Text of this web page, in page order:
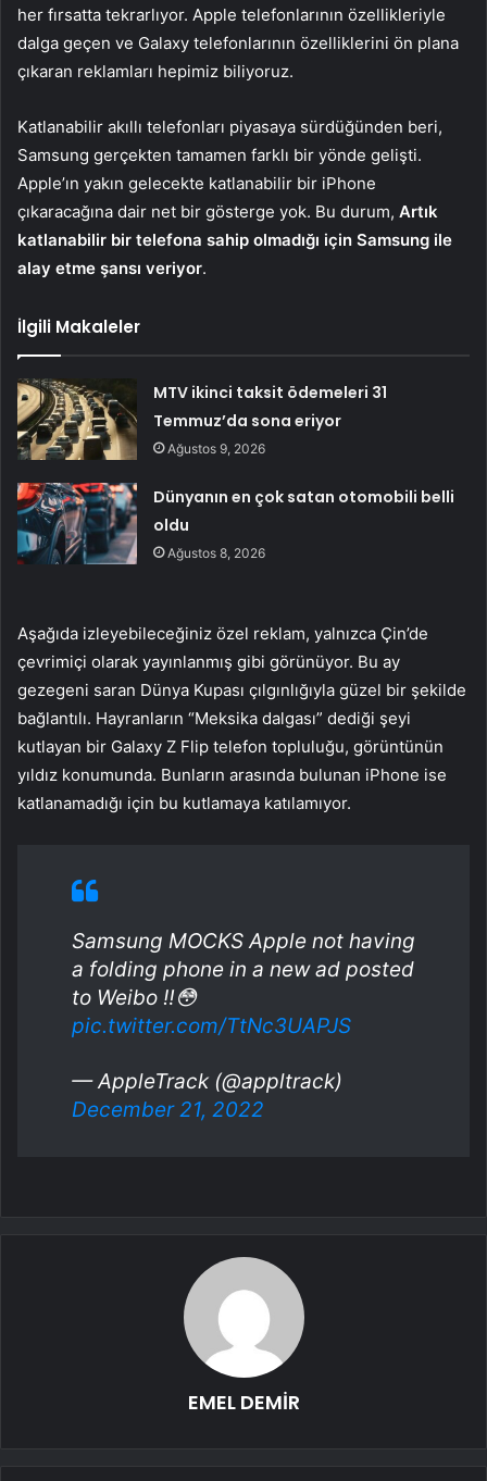
her fırsatta tekrarlıyor. Apple telefonlarının özellikleriyle
dalga geçen ve Galaxy telefonlarının özelliklerini ön plana
çıkaran reklamları hepimiz biliyoruz.
Katlanabilir akıllı telefonları piyasaya sürdüğünden beri,
Samsung gerçekten tamamen farklı bir yönde gelişti.
Apple’ın yakın gelecekte katlanabilir bir iPhone
çıkaracağına dair net bir gösterge yok. Bu durum, Artık
katlanabilir bir telefona sahip olmadığı için Samsung ile
alay etme şansı veriyor.
İlgili Makaleler
MTV ikinci taksit ödemeleri 31
Temmuz’da sona eriyor
Ağustos 9, 2026
Dünyanın en çok satan otomobili belli
oldu
Ağustos 8, 2026
Aşağıda izleyebileceğiniz özel reklam, yalnızca Çin’de
çevrimiçi olarak yayınlanmış gibi görünüyor. Bu ay
gezegeni saran Dünya Kupası çılgınlığıyla güzel bir şekilde
bağlantılı. Hayranların “Meksika dalgası” dediği şeyi
kutlayan bir Galaxy Z Flip telefon topluluğu, görüntünün
yıldız konumunda. Bunların arasında bulunan iPhone ise
katlanamadığı için bu kutlamaya katılamıyor.
Samsung MOCKS Apple not having
a folding phone in a new ad posted
to Weibo ‼️😳
pic.twitter.com/TtNc3UAPJS
— AppleTrack (@appltrack)
December 21, 2022
EMEL DEMİR